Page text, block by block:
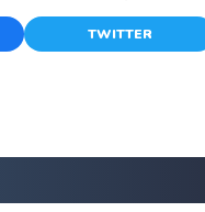
TWITTER